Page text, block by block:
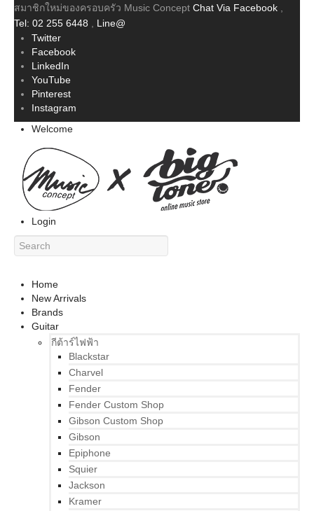
สมาชิกใหม่ของครอบครัว Music Concept Chat Via Facebook
Tel: 02 255 6448
Line@
Twitter
Facebook
LinkedIn
YouTube
Pinterest
Instagram
Welcome
Login
Home
New Arrivals
Brands
Guitar
กีต้าร์ไฟฟ้า
Blackstar
Charvel
Fender
Fender Custom Shop
Gibson Custom Shop
Gibson
Epiphone
Squier
Jackson
Kramer